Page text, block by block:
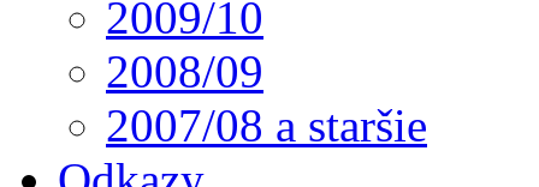
2009/10
2008/09
2007/08 a staršie